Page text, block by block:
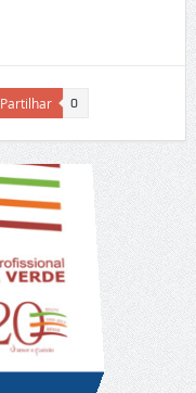
Partilhar 0